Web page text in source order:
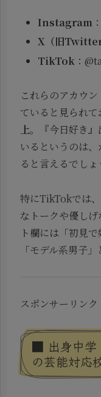
Instagram
X（旧Twitter
TikTok ：
これらのアカウ
ていると見られて
上。『今日好き
いるというのは
ると言えるでしょ
特にTikTokでは
なトークや優し
ト欄には「初見
「モデル系男子
スポンサーリンク
■ 出身中学
の芸能対応